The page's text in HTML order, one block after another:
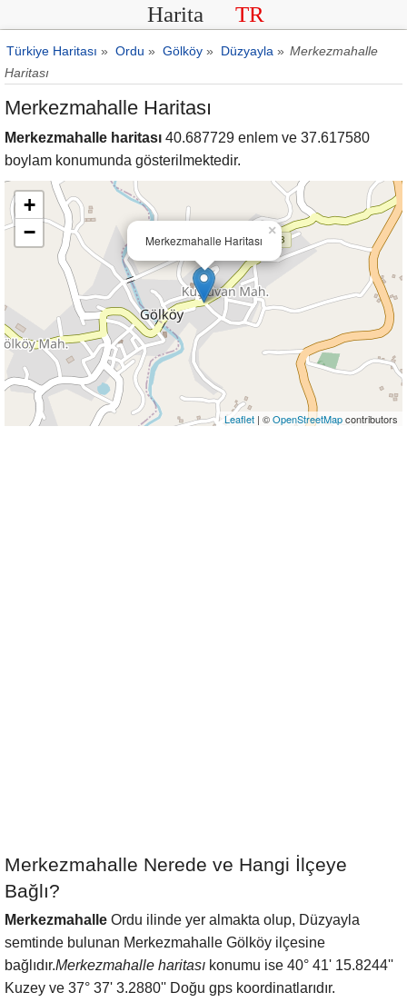
Harita TR
Türkiye Haritası » Ordu » Gölköy » Düzyayla » Merkezmahalle
Haritası
Merkezmahalle Haritası
Merkezmahalle haritası 40.687729 enlem ve 37.617580
boylam konumunda gösterilmektedir.
Merkezmahalle Haritası
×
+
−
Leaflet | ©OpenStreetMapcontributors
Merkezmahalle Nerede ve Hangi İlçeye
Bağlı?
Merkezmahalle Ordu ilinde yer almakta olup, Düzyayla
semtinde bulunan Merkezmahalle Gölköy ilçesine
bağlıdır.Merkezmahalle haritası konumu ise 40° 41' 15.8244''
Kuzey ve 37° 37' 3.2880'' Doğu gps koordinatlarıdır.